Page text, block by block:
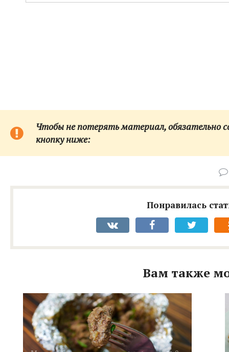
Чтобы не потерять материал, обязательно
кнопку ниже:
Понравилась
Вам также